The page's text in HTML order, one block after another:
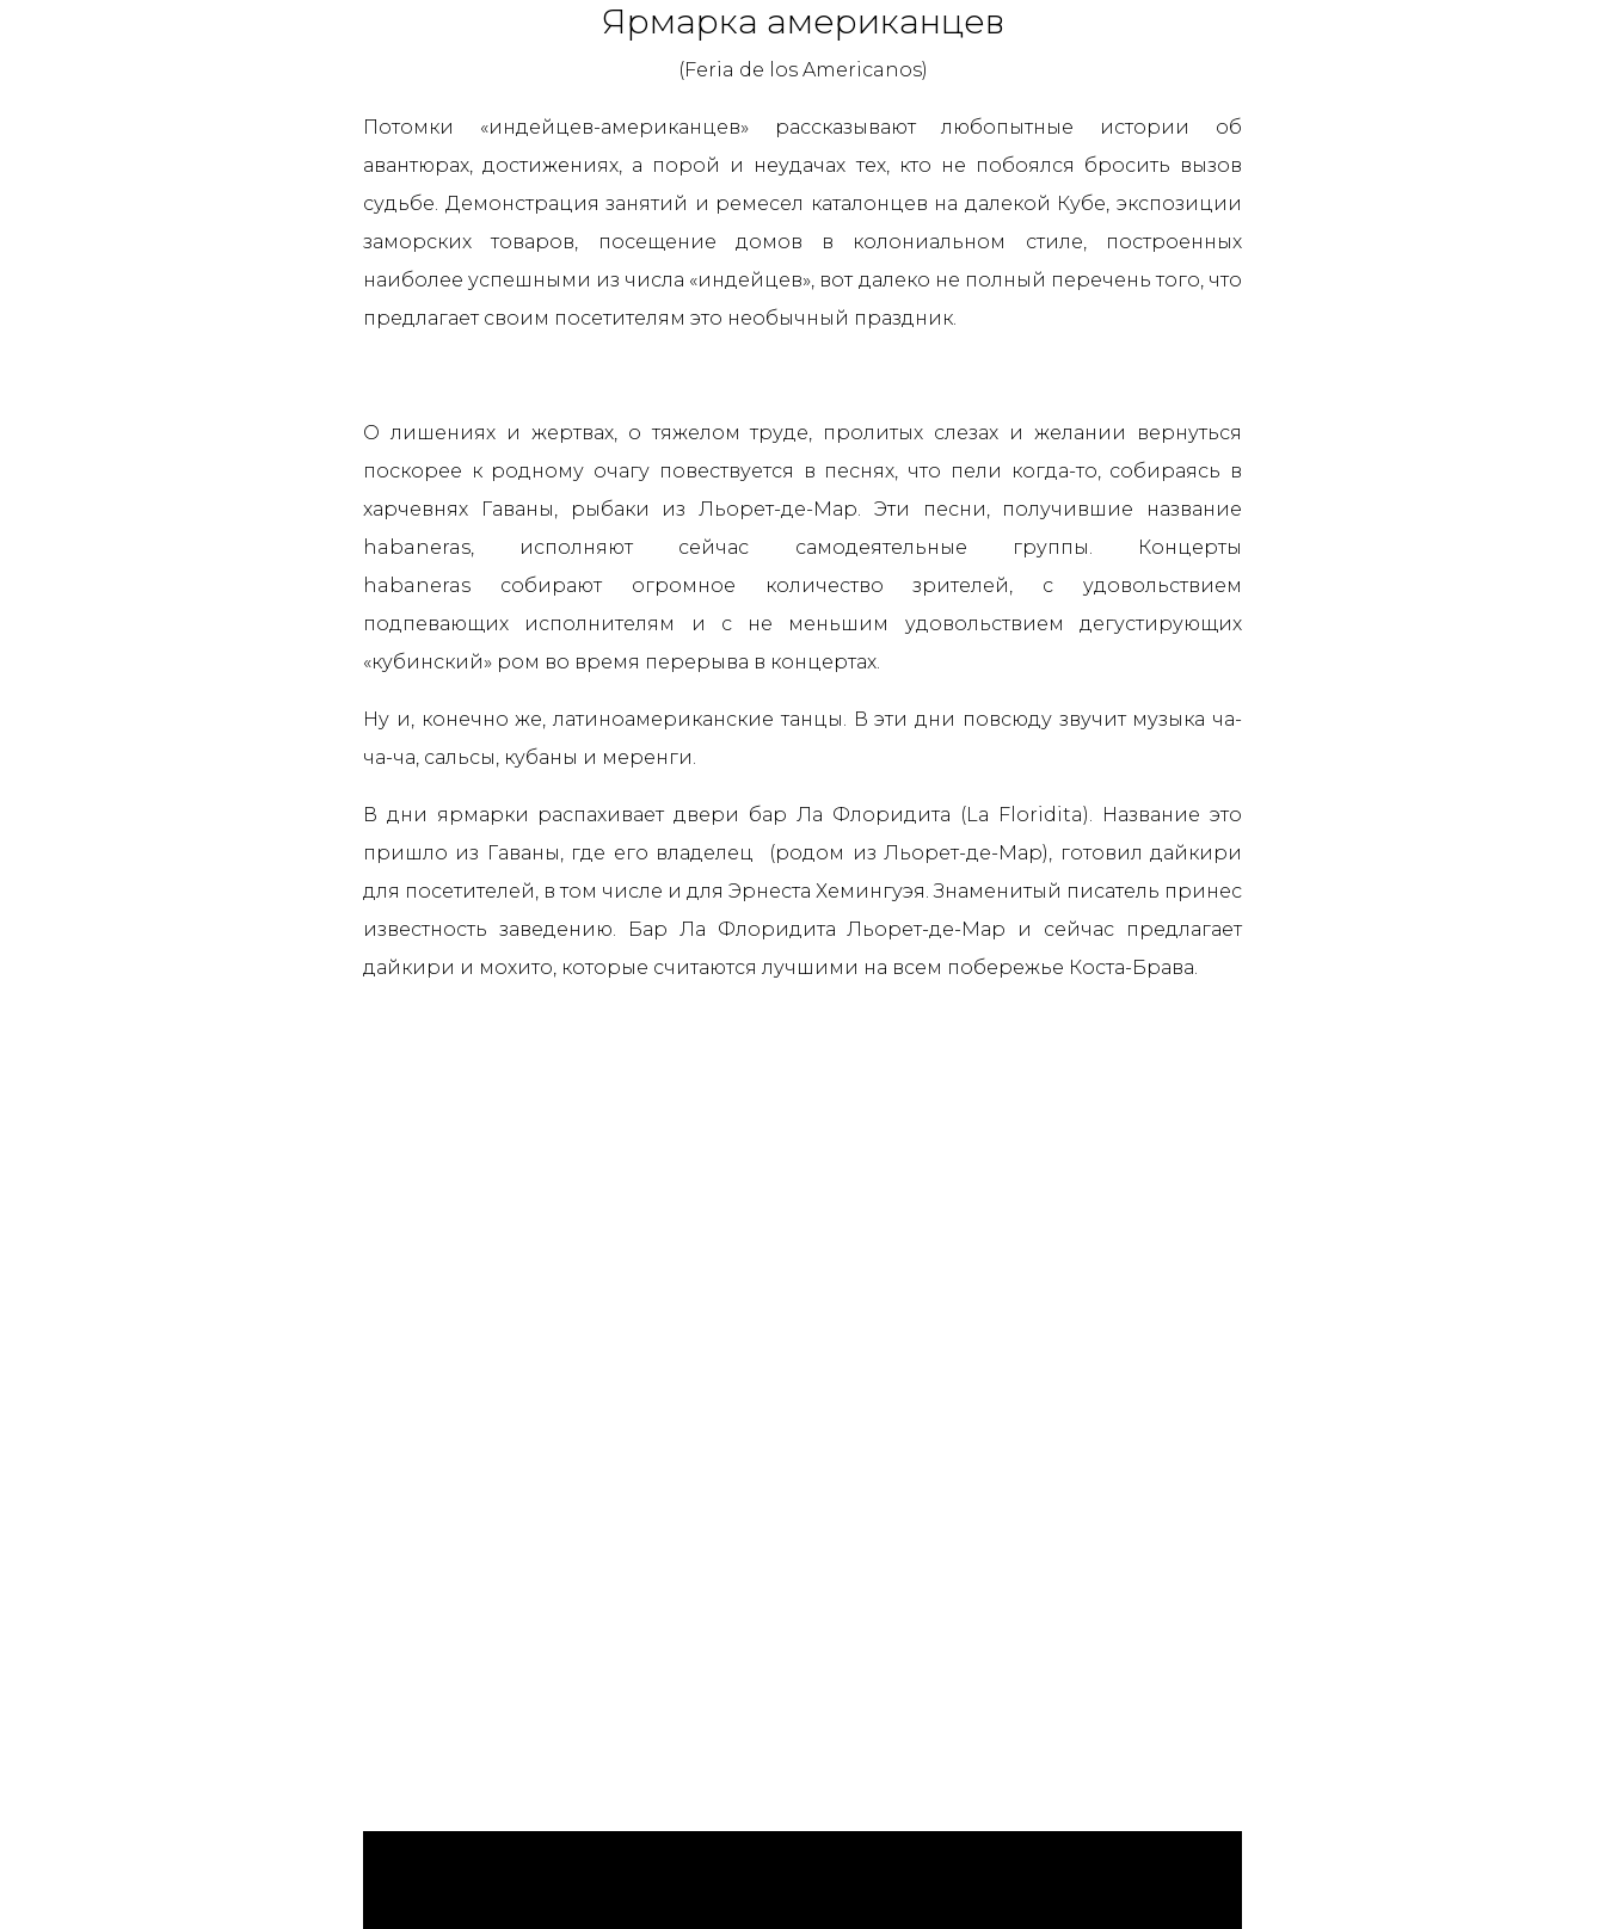
Ярмарка американцев
(Feria de los Americanos)
Потомки «индейцев-американцев» рассказывают любопытные истории об
авантюрах, достижениях, а порой и неудачах тех, кто не побоялся бросить вызов
судьбе. Демонстрация занятий и ремесел каталонцев на далекой Кубе, экспозиции
заморских товаров, посещение домов в колониальном стиле, построенных
наиболее успешными из числа «индейцев», вот далеко не полный перечень того, что
предлагает своим посетителям это необычный праздник.
О лишениях и жертвах, о тяжелом труде, пролитых слезах и желании вернуться
поскорее к родному очагу повествуется в песнях, что пели когда-то, собираясь в
харчевнях Гаваны, рыбаки из Льорет-де-Мар. Эти песни, получившие название
habaneras, исполняют сейчас самодеятельные группы. Концерты
habaneras собирают огромное количество зрителей, с удовольствием
подпевающих исполнителям и с не меньшим удовольствием дегустирующих
«кубинский» ром во время перерыва в концертах.
Ну и, конечно же, латиноамериканские танцы. В эти дни повсюду звучит музыка ча-
ча-ча, сальсы, кубаны и меренги.
В дни ярмарки распахивает двери бар Ла Флоридита (La Floridita). Название это
пришло из Гаваны, где его владелец (родом из Льорет-де-Мар), готовил дайкири
для посетителей, в том числе и для Эрнеста Хемингуэя. Знаменитый писатель принес
известность заведению. Бар Ла Флоридита Льорет-де-Мар и сейчас предлагает
дайкири и мохито, которые считаются лучшими на всем побережье Коста-Брава.